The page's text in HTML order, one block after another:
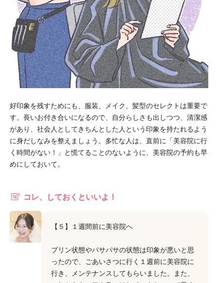
好印象を残すためにも、服装、メイク、髪型のセレクトは重要で
す。長いお付き合いになるので、自分らしさも出しつつ、清潔感
があり、社会人としてきちんとした人という印象を持たれるよう
に身だしなみを整えましょう。多忙な人は、直前に「美容院に行
く時間がない！」と慌てることのないように、美容院の予約も早
めにしておいて。
コレ、しておくといいよ！
【５】１週間前に美容院へ
プリン状態やパサパサの状態は印象が悪いと思
ったので、ごあいさつに行く１週前に美容院に
行き、メンテナンスしてもらいました。また、